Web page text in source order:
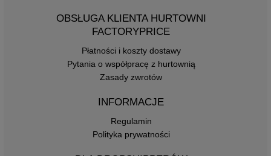
OBSŁUGA KLIENTA HURTOWNI
FACTORYPRICE
Płatności i koszty dostawy
Pytania o współpracę z hurtownią
Zasady zwrotów
INFORMACJE
Regulamin
Polityka prywatności